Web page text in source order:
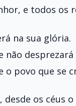
e todos os
na sua glória.
não desprezará
o povo que se
os céus o